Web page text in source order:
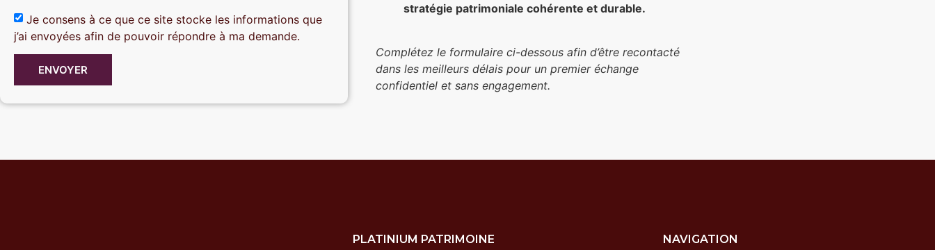
Je consens à ce que ce site stocke les informations que
j’ai envoyées afin de pouvoir répondre à ma demande.
ENVOYER
stratégie patrimoniale cohérente et durable.
Complétez le formulaire ci-dessous afin d’être recontacté
dans les meilleurs délais pour un premier échange
confidentiel et sans engagement.
PLATINIUM PATRIMOINE NAVIGATION